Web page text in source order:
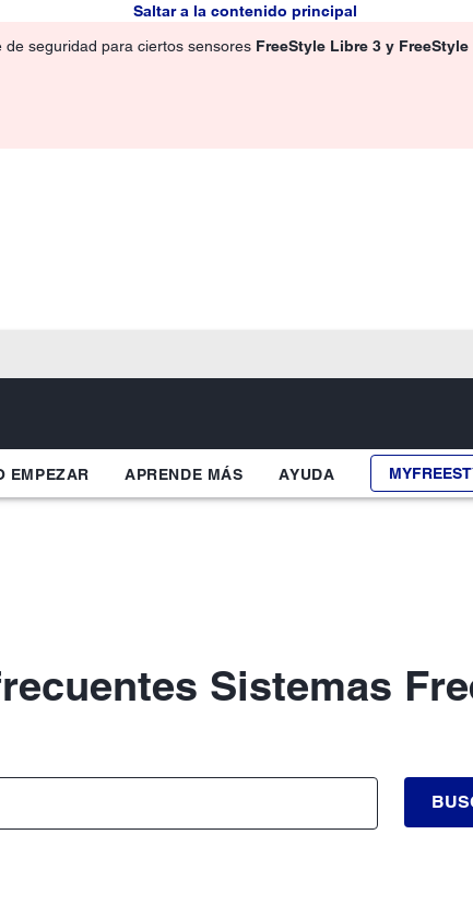
Saltar a la contenido principal
seguridad para ciertos sensores FreeStyle Libre 3 y
EMPEZAR APRENDE MÁS AYUDA
Sistemas